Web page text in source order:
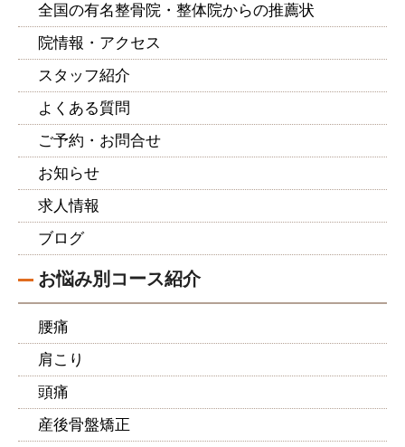
全国の有名整骨院・整体院からの推薦状
院情報・アクセス
スタッフ紹介
よくある質問
ご予約・お問合せ
お知らせ
求人情報
ブログ
お悩み別コース紹介
腰痛
肩こり
頭痛
産後骨盤矯正